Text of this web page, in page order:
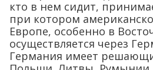
кто в нем сидит,
при котором
Европе, особенно в
осуществляется через
Германия имеет